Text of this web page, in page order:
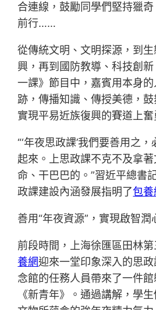
合連線，鼓勵同學們堅持獵
前行……
從傳統文明、文明探源，到
興，再到國防教導、科技創
一課》節目中，嘉賓用本身
跡，傳播知識、傳授美德，
實現平易近族復興的賽道上奮
“‘年夜思政課’我們要善用之
起來。上思政課不克不及拿
命、干巴巴的。”習近平總書
政課建設內涵發展指明了包
善用“年夜資源”，實現啟智潤
前段時間，上海徐匯區田林
養網迎來一堂印象深入的思
念館的任務人員帶來了一件
《新青年》。通過講解，學